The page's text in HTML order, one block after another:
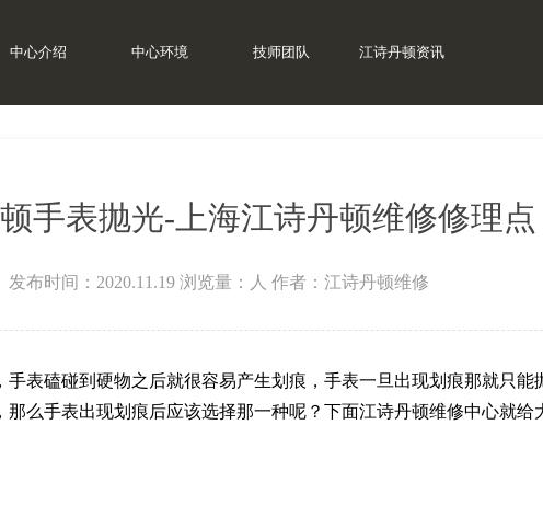
中心介绍 中心环境 技师团队 江诗丹顿资讯
手表抛光-上海江诗丹顿维修修理点
发布时间：2020.11.19 浏览量： 人 作者：江诗丹顿维修
表磕碰到硬物之后就很容易产生划痕，手表一旦出现划痕那就只能
么手表出现划痕后应该选择那一种呢？下面江诗丹顿维修中心就给